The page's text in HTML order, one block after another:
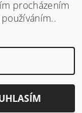
cookies
procházením